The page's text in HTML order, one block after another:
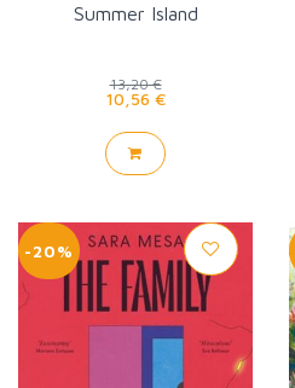
Summer Island
13,20 €
10,56 €
-20%